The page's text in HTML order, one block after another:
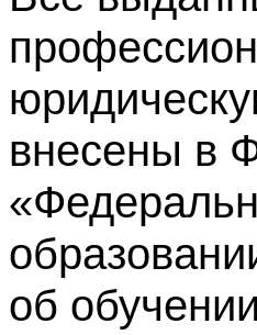
внесены в
об